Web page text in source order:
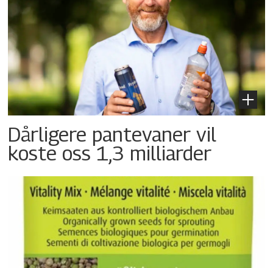
Dårligere pantevaner vil
koste oss 1,3 milliarder